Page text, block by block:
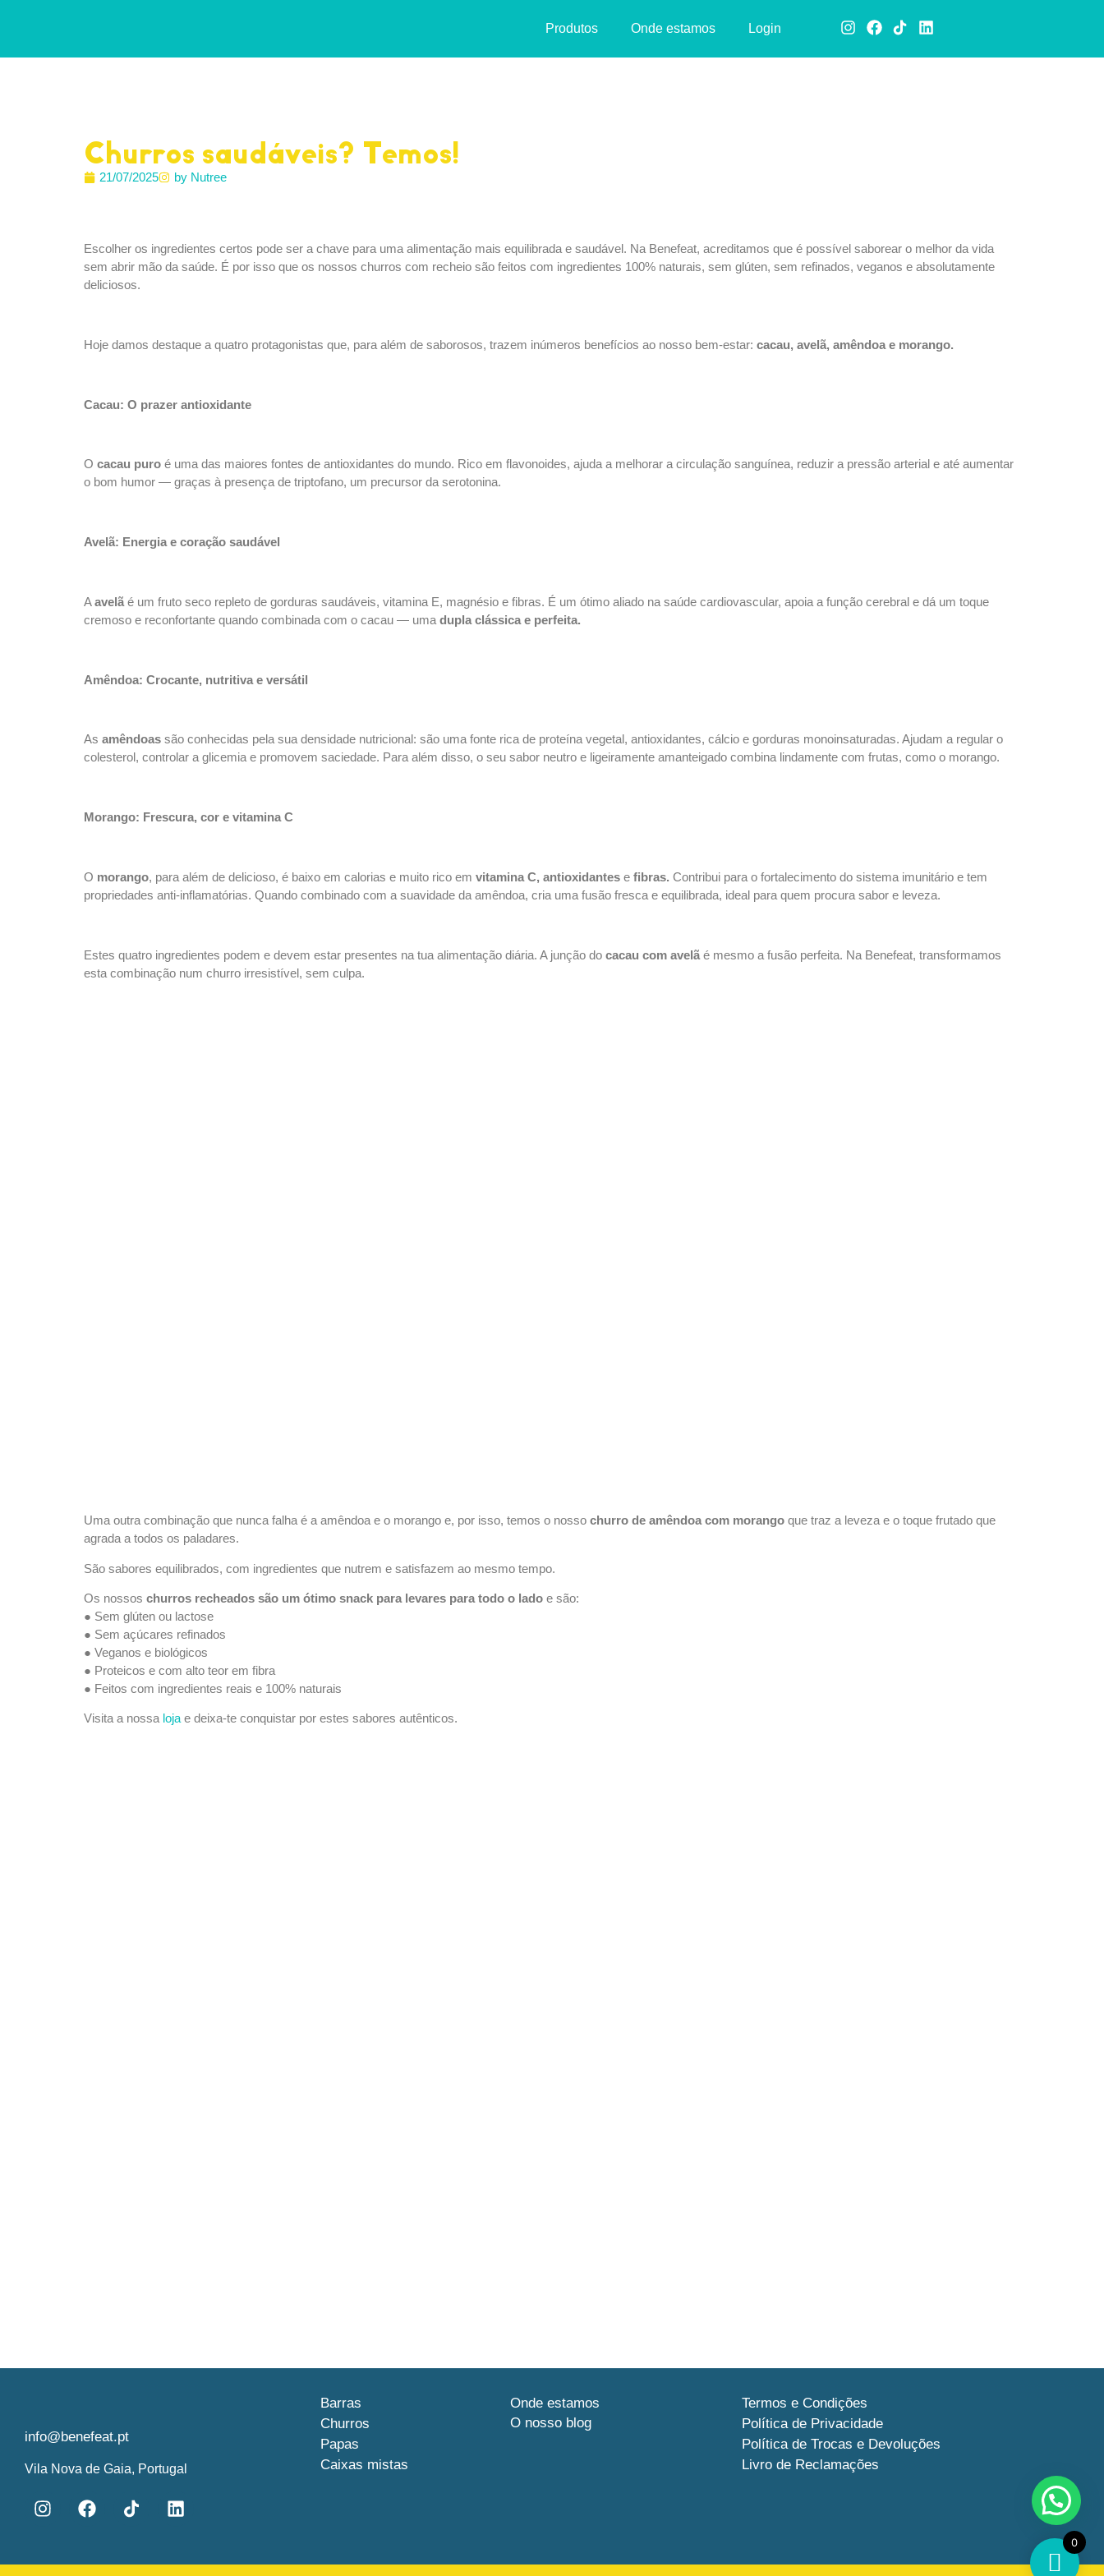
Produtos Onde estamos Login
Churros saudáveis? Temos!
21/07/2025 by Nutree
Escolher os ingredientes certos pode ser a chave para uma alimentação mais equilibrada e saudável. Na Benefeat, acreditamos que é possível saborear o melhor da vida
sem abrir mão da saúde. É por isso que os nossos churros com recheio são feitos com ingredientes 100% naturais, sem glúten, sem refinados, veganos e absolutamente
deliciosos.
Hoje damos destaque a quatro protagonistas que, para além de saborosos, trazem inúmeros benefícios ao nosso bem-estar: cacau, avelã, amêndoa e morango.
Cacau: O prazer antioxidante
O cacau puro é uma das maiores fontes de antioxidantes do mundo. Rico em flavonoides, ajuda a melhorar a circulação sanguínea, reduzir a pressão arterial e até aumentar
o bom humor — graças à presença de triptofano, um precursor da serotonina.
Avelã: Energia e coração saudável
Aavelã é um fruto seco repleto de gorduras saudáveis, vitamina E, magnésio e fibras. É um ótimo aliado na saúde cardiovascular, apoia a função cerebral e dá um toque
cremoso e reconfortante quando combinada com o cacau — uma dupla clássica e perfeita.
Amêndoa: Crocante, nutritiva e versátil
As amêndoas são conhecidas pela sua densidade nutricional: são uma fonte rica de proteína vegetal, antioxidantes, cálcio e gorduras monoinsaturadas. Ajudam a regular o
colesterol, controlar a glicemia e promovem saciedade. Para além disso, o seu sabor neutro e ligeiramente amanteigado combina lindamente com frutas, como o morango.
Morango: Frescura, cor e vitamina C
O morango, para além de delicioso, é baixo em calorias e muito rico em vitamina C, antioxidantes e fibras. Contribui para o fortalecimento do sistema imunitário e tem
propriedades anti-inflamatórias. Quando combinado com a suavidade da amêndoa, cria uma fusão fresca e equilibrada, ideal para quem procura sabor e leveza.
Estes quatro ingredientes podem e devem estar presentes na tua alimentação diária. A junção do cacau com avelã é mesmo a fusão perfeita. Na Benefeat, transformamos
esta combinação num churro irresistível, sem culpa.
Uma outra combinação que nunca falha é a amêndoa e o morango e, por isso, temos o nosso churro de amêndoa com morango que traz a leveza e o toque frutado que
agrada a todos os paladares.
São sabores equilibrados, com ingredientes que nutrem e satisfazem ao mesmo tempo.
Os nossos churros recheados são um ótimo snack para levares para todo o lado e são:
● Sem glúten ou lactose
● Sem açúcares refinados
● Veganos e biológicos
● Proteicos e com alto teor em fibra
● Feitos com ingredientes reais e 100% naturais
Visita a nossa loja e deixa-te conquistar por estes sabores autênticos.
info@benefeat.pt
Vila Nova de Gaia, Portugal
Barras
Churros
Papas
Caixas mistas
Onde estamos
O nosso blog
Termos e Condições
Política de Privacidade
Política de Trocas e Devoluções
Livro de Reclamações
0